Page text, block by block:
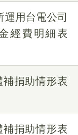
用台電公司
經費明細表
捐助情形表
捐助情形表